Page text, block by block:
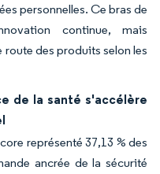
personnelles. Ce bras de
continue, mais
des produits selon les
de la santé s'accélère
représenté 37,13 % des
ancrée de la sécurité